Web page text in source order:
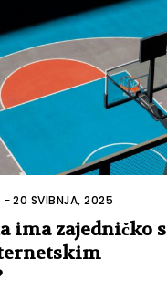
-20 SVIBNJA, 2025
ima zajedničko s